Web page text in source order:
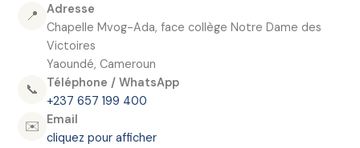
📍
Adresse
Chapelle Mvog-Ada, face collège Notre Dame des
Victoires
Yaoundé, Cameroun
📞
Téléphone / WhatsApp
+237 657 199 400
✉️
Email
cliquez pour afficher